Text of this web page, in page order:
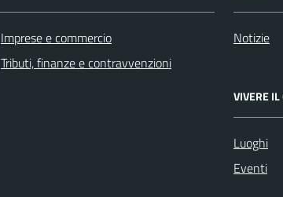
Imprese e commercio
Tributi, finanze e contravvenzioni
Notizie
VIVERE
Luoghi
Eventi